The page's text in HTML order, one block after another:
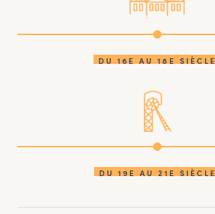
DU 16E AU 18E SIÈCLE
DU 19E AU 21E SIÈCLE